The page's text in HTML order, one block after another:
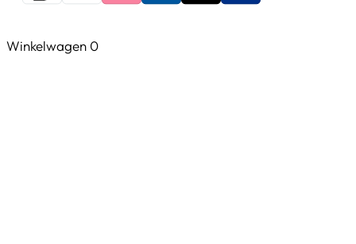
Winkelwagen 0